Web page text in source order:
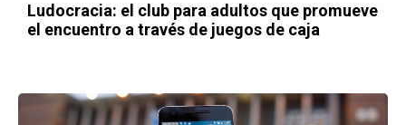
Ludocracia: el club para adultos que promueve
el encuentro a través de juegos de caja